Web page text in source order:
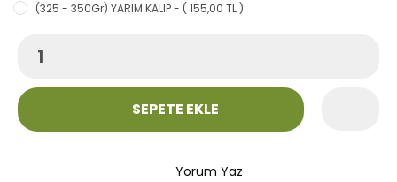
(325 - 350Gr) YARIM KALIP - ( 155,00 TL )
SEPETE EKLE
Yorum Yaz